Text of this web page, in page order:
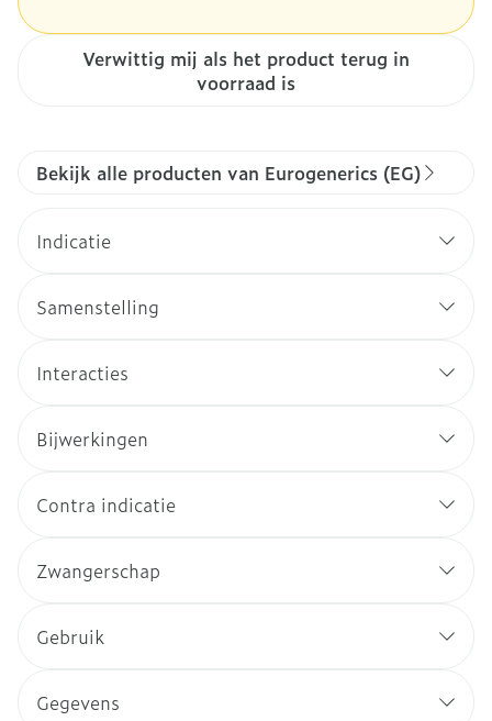
Verwittig mij als het product terug in
voorraad is
Bekijk alle producten van Eurogenerics (EG)
Indicatie
Samenstelling
Interacties
Bijwerkingen
Contra indicatie
Zwangerschap
Gebruik
Gegevens